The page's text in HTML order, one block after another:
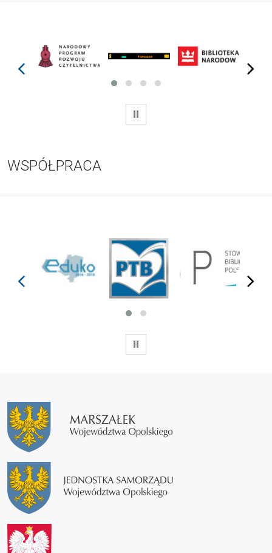
prev next
WSTRZYMAJ
WSPÓŁPRACA
next
WSTRZYMAJ